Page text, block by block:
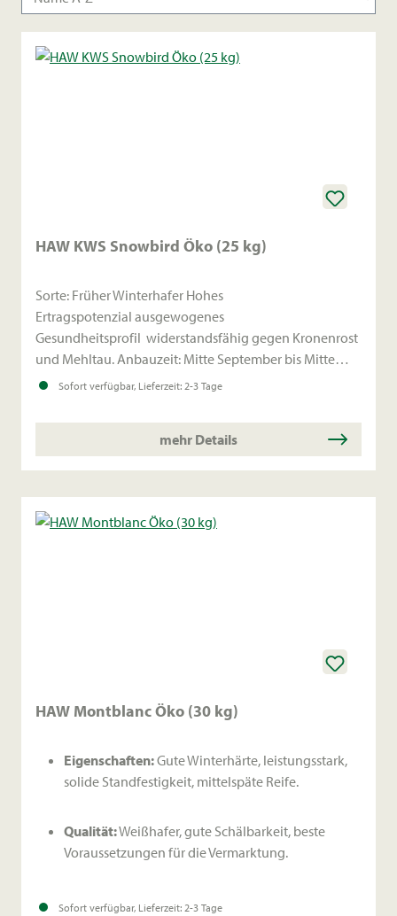
HAW KWS Snowbird Öko (25 kg)
Sorte: Früher Winterhafer Hohes
Ertragspotenzial ausgewogenes
Gesundheitsprofil widerstandsfähig gegen Kronenrost
und Mehltau. Anbauzeit: Mitte September bis Mitte
Oktober
Sofort verfügbar, Lieferzeit: 2-3 Tage
mehr Details
HAW Montblanc Öko (30 kg)
Eigenschaften:Gute Winterhärte, leistungsstark,
solide Standfestigkeit, mittelspäte Reife.
Qualität:Weißhafer, gute Schälbarkeit, beste
Voraussetzungen für die Vermarktung.
Krankheitsresistenz: Gut gegen Mehltau und
Sofort verfügbar, Lieferzeit: 2-3 Tage